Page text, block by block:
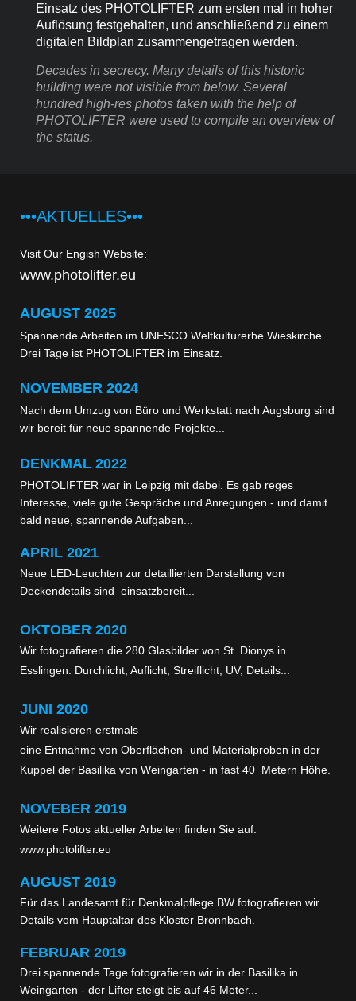
Einsatz des PHOTOLIFTER zum ersten mal in hoher
Auflösung festgehalten, und anschließend zu einem
digitalen Bildplan zusammengetragen werden.
Decades in secrecy. Many details of this historic
building were not visible from below. Several
hundred high-res photos taken with the help of
PHOTOLIFTER were used to compile an overview of
the status.
•••AKTUELLES•••
Visit Our Engish Website:
www.photolifter.eu
AUGUST 2025
Spannende Arbeiten im UNESCO Weltkulturerbe Wieskirche.
Drei Tage ist PHOTOLIFTER im Einsatz.
NOVEMBER 2024
Nach dem Umzug von Büro und Werkstatt nach Augsburg sind
wir bereit für neue spannende Projekte...
DENKMAL 2022
PHOTOLIFTER war in Leipzig mit dabei. Es gab reges
Interesse, viele gute Gespräche und Anregungen - und damit
bald neue, spannende Aufgaben...
APRIL 2021
Neue LED-Leuchten zur detaillierten Darstellung von
Deckendetails sind einsatzbereit...
OKTOBER 2020
Wir fotografieren die 280 Glasbilder von St. Dionys in
Esslingen. Durchlicht, Auflicht, Streiflicht, UV, Details...
JUNI 2020
Wir realisieren erstmals
eine Entnahme von Oberflächen- und Materialproben in der
Kuppel der Basilika von Weingarten - in fast 40 Metern Höhe.
NOVEBER 2019
Weitere Fotos aktueller Arbeiten finden Sie auf:
www.photolifter.eu
AUGUST 2019
Für das Landesamt für Denkmalpflege BW fotografieren wir
Details vom Hauptaltar des Kloster Bronnbach.
FEBRUAR 2019
Drei spannende Tage fotografieren wir in der Basilika in
Weingarten - der Lifter steigt bis auf 46 Meter...